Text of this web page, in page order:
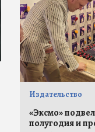
Издательство
«Эксмо»
полугодия и